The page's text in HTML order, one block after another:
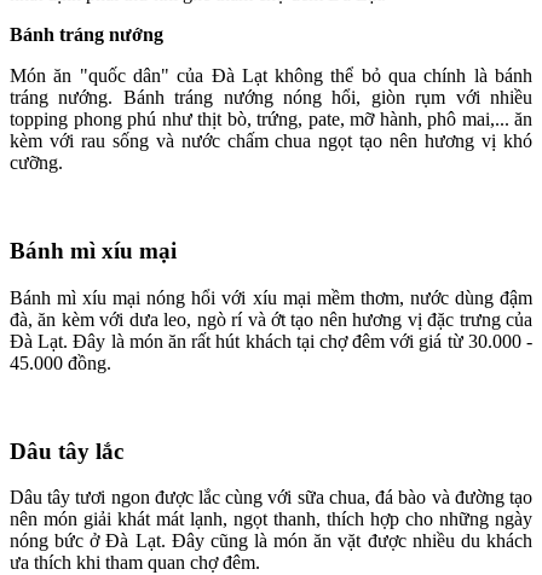
Bánh tráng nướng
Món ăn "quốc dân" của Đà Lạt không thể bỏ qua chính là bánh
tráng nướng. Bánh tráng nướng nóng hổi, giòn rụm với nhiều
topping phong phú như thịt bò, trứng, pate, mỡ hành, phô mai,... ăn
kèm với rau sống và nước chấm chua ngọt tạo nên hương vị khó
cưỡng.
Bánh mì xíu mại
Bánh mì xíu mại nóng hổi với xíu mại mềm thơm, nước dùng đậm
đà, ăn kèm với dưa leo, ngò rí và ớt tạo nên hương vị đặc trưng của
Đà Lạt. Đây là món ăn rất hút khách tại chợ đêm với giá từ 30.000 -
45.000 đồng.
Dâu tây lắc
Dâu tây tươi ngon được lắc cùng với sữa chua, đá bào và đường tạo
nên món giải khát mát lạnh, ngọt thanh, thích hợp cho những ngày
nóng bức ở Đà Lạt. Đây cũng là món ăn vặt được nhiều du khách
ưa thích khi tham quan chợ đêm.